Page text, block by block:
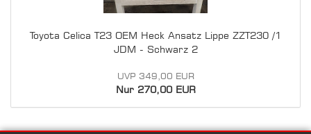
Toyota Celica T23 OEM Heck Ansatz Lippe ZZT230 /1
JDM - Schwarz 2
UVP 349,00 EUR
Nur 270,00 EUR